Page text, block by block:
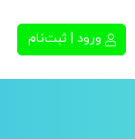
ورود | ثبت‌نام